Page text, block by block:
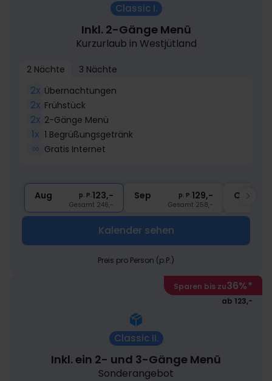
Classic I.
Inkl. 2-Gänge Menü
Kurzurlaub in Westjütland
2 Nächte 3 Nächte
2x Übernachtungen
2x Frühstück
2x 2-Gänge Menü
1x 1 Begrüßungsgetränk
∞ Gratis Internet
Aug p. P.123,-
Gesamt 246,-
Sep p. P.129,-
Gesamt 258,-
Okt
Kalender sehen
Preis pro Person (p.P.)
Sparen bis zu36%*
ab 123,-
Classic II.
Inkl. ein 2- und 3-Gänge Menü
Sonderangebot